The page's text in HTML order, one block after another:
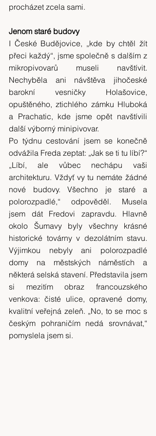
procházet zcela sami.
Jenom staré budovy
I České Budějovice, „kde by chtěl žít
přeci každý“, jsme společně s dalším z
mikropivovarů museli navštívit.
Nechyběla ani návštěva jihočeské
barokní vesničky Holašovice,
opuštěného, ztichlého zámku Hluboká
a Prachatic, kde jsme opět navštívili
další výborný minipivovar.
Po týdnu cestování jsem se konečně
odvážila Freda zeptat: „Jak se ti tu líbí?“
„Líbí, ale vůbec nechápu vaši
architekturu. Vždyť vy tu nemáte žádné
nové budovy. Všechno je staré a
polorozpadlé,“ odpověděl. Musela
jsem dát Fredovi zapravdu. Hlavně
okolo Šumavy byly všechny krásné
historické továrny v dezolátním stavu.
Výjimkou nebyly ani polorozpadlé
domy na městských náměstích a
některá selská stavení. Představila jsem
si mezitím obraz francouzského
venkova: čisté ulice, opravené domy,
kvalitní veřejná zeleň. „No, to se moc s
českým pohraničím nedá srovnávat,“
pomyslela jsem si.